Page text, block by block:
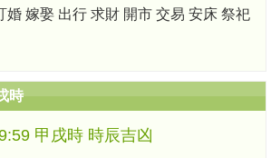
婚 嫁娶 出行 求財 開市 交易 安床 祭祀
時
甲戌時 時辰吉凶